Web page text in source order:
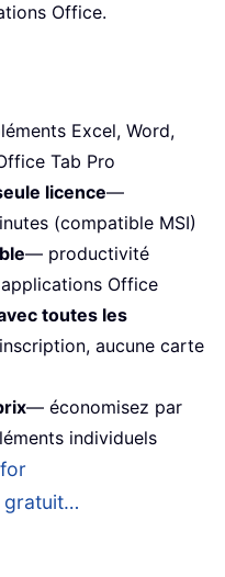
Office.
Excel, Word,
Tab Pro
licence—
(compatible MSI)
— productivité
Office
toutes les
aucune carte
— économisez par
individuels
gratuit…